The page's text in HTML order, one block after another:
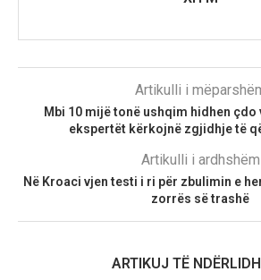
Artikulli i
Mbi 10 mijë tonë ushqim hidhen çdo
ekspertët kërkojnë zgjidhje të
Artikulli i ardhshëm
Në Kroaci vjen testi i ri për zbulimin e
zorrës së trashë
ARTIKUJ TË